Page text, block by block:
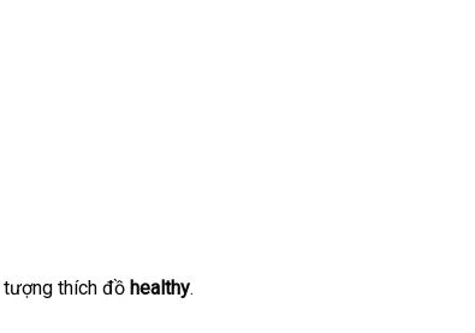
thích đồ healthy.